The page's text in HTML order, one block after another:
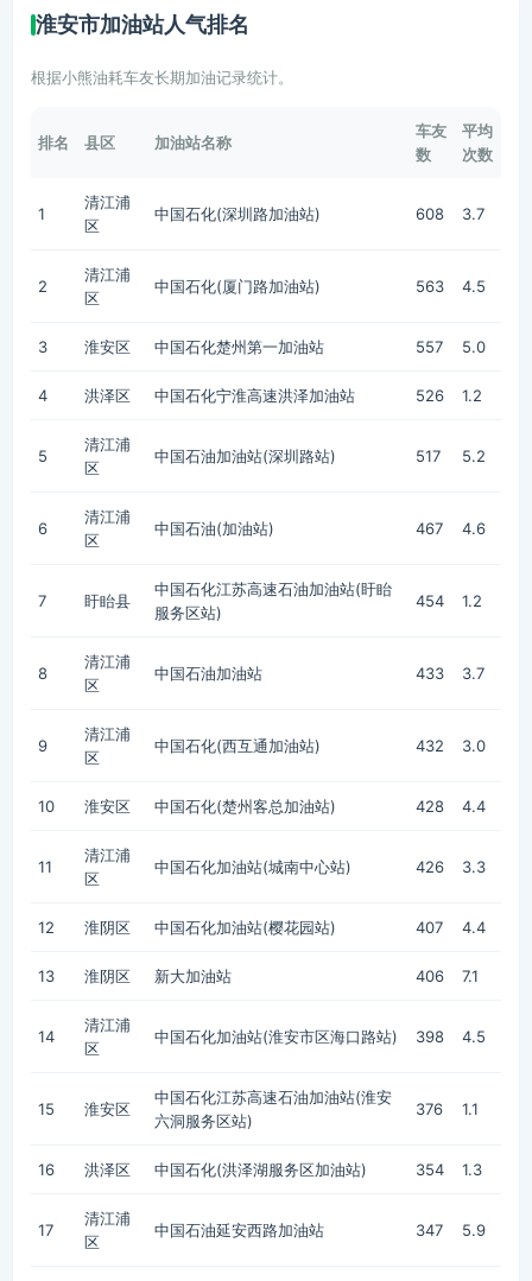
淮安市加油站人气排名
根据小熊油耗车友长期加油记录统计。
排名 县区 加油站名称
车友
数
平均
次数
1
清江浦
区
中国石化(深圳路加油站) 608 3.7
2
清江浦
区
中国石化(厦门路加油站) 563 4.5
3 淮安区 中国石化楚州第一加油站 557 5.0
4 洪泽区 中国石化宁淮高速洪泽加油站 526 1.2
5
清江浦
区
中国石油加油站(深圳路站) 517 5.2
6
清江浦
区
中国石油(加油站) 467 4.6
7 盱眙县
中国石化江苏高速石油加油站(盱眙
服务区站)
454 1.2
8
清江浦
区
中国石油加油站 433 3.7
9
清江浦
区
中国石化(西互通加油站) 432 3.0
10 淮安区 中国石化(楚州客总加油站) 428 4.4
11
清江浦
区
中国石化加油站(城南中心站) 426 3.3
12 淮阴区 中国石化加油站(樱花园站) 407 4.4
13 淮阴区 新大加油站 406 7.1
14
清江浦
区
中国石化加油站(淮安市区海口路站) 398 4.5
15 淮安区
中国石化江苏高速石油加油站(淮安
六洞服务区站)
376 1.1
16 洪泽区 中国石化(洪泽湖服务区加油站) 354 1.3
17
清江浦
区
中国石油延安西路加油站 347 5.9